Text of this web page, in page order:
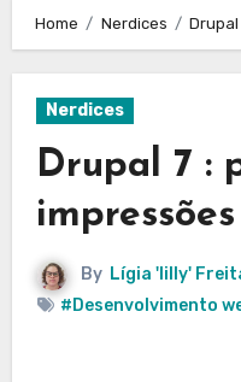
Home Nerdices
Nerdices
Drupal 7 :
impressões
By Lígia 'lilly'
#Desenvolvimento